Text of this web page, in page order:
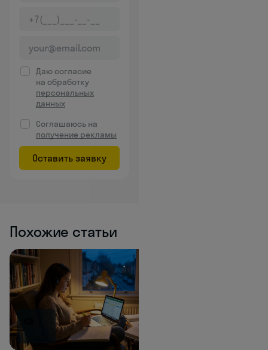
Даю согласие
на обработку
персональных
данных
Соглашаюсь на
получение рекламы
Оставить заявку
Похожие статьи
1437K